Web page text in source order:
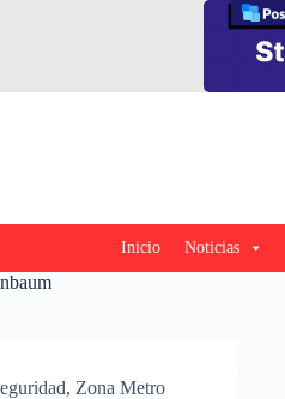
Inicio Noticias
, Zona Metro